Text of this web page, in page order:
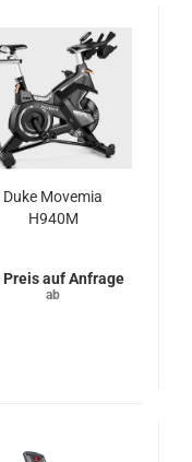
Duke Movemia
H940M
Preis auf Anfrage